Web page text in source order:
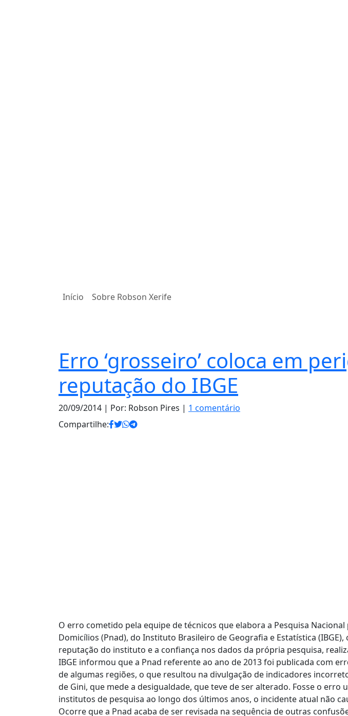
Início Sobre Robson Xerife
Erro ‘grosseiro’ coloca em
reputação do IBGE
20/09/2014 | Por: Robson Pires | 1 comentário
Compartilhe:
O erro cometido pela equipe de técnicos que elabora a Pesquisa
Domicílios (Pnad), do Instituto Brasileiro de Geografia e Estatística (IBGE),
reputação do instituto e a confiança nos dados da própria pesquisa,
IBGE informou que a Pnad referente ao ano de 2013 foi publicada com
de algumas regiões, o que resultou na divulgação de indicadores
de Gini, que mede a desigualdade, que teve de ser alterado. Fosse o erro
institutos de pesquisa ao longo dos últimos anos, o incidente atual não
Ocorre que a Pnad acaba de ser revisada na sequência de outras